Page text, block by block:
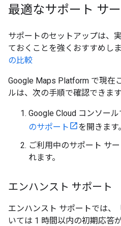
最適なサポート サ
サポートのセットアップは、
ておくことを強くおすすめしま
の比較
Google Maps Platform で現在
ルは、次の手順で確認できます
Google Cloud コンソール
のサポート
を開きます。
ご利用中のサポート サ
れます。
エンハンスト サポート
エンハンスト サポートでは、
いては 1 時間以内の初期応答